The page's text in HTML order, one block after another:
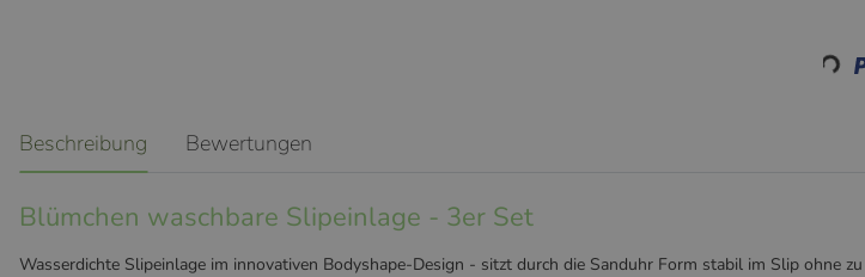
Beschreibung Bewertungen
Blümchen waschbare Slipeinlage - 3er Set
Wasserdichte Slipeinlage im innovativen Bodyshape-Design - sitzt durch die Sanduhr Form stabil im Slip ohne